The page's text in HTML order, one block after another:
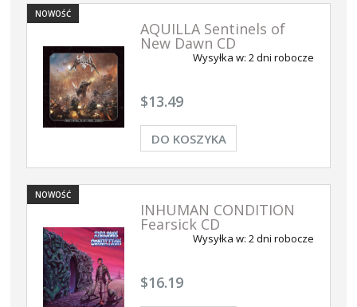
AQUILLA Sentinels of
New Dawn CD
Wysyłka w: 2 dni robocze
$13.49
DO KOSZYKA
NOWOŚĆ
INHUMAN CONDITION
Fearsick CD
Wysyłka w: 2 dni robocze
$16.19
NOWOŚĆ